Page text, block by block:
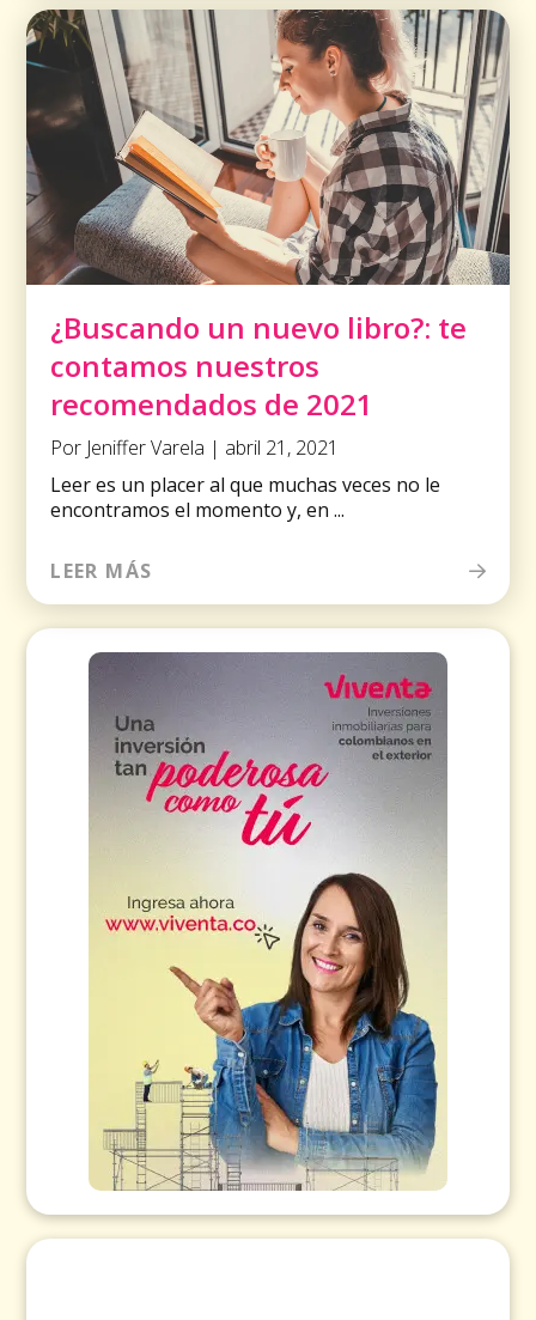
¿Buscando un nuevo libro?: te
contamos nuestros
recomendados de 2021
Por Jeniffer Varela | abril 21, 2021
Leer es un placer al que muchas veces no le
encontramos el momento y, en ...
LEER MÁS